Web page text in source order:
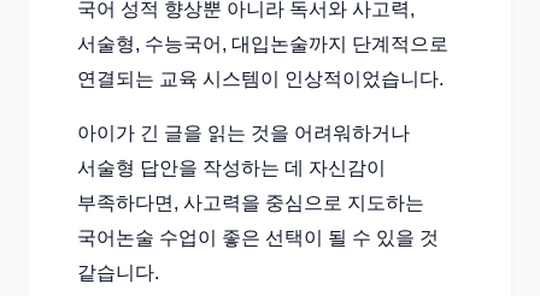
국어 성적 향상뿐 아니라 독서와 사고력,
서술형, 수능국어, 대입논술까지 단계적으로
연결되는 교육 시스템이 인상적이었습니다.
아이가 긴 글을 읽는 것을 어려워하거나
서술형 답안을 작성하는 데 자신감이
부족하다면, 사고력을 중심으로 지도하는
국어논술 수업이 좋은 선택이 될 수 있을 것
같습니다.